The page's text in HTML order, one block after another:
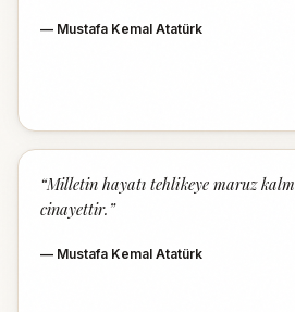
— Mustafa Kemal Atatürk
“Milletin hayatı tehlikeye maruz
cinayettir. ”
— Mustafa Kemal Atatürk